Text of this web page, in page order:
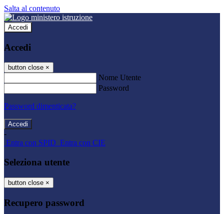
Salta al contenuto
Accedi
Accedi
button close ×
Nome Utente
Password
Password dimenticata?
-
Entra con SPID Entra con CIE
Seleziona utente
button close ×
Recupero password